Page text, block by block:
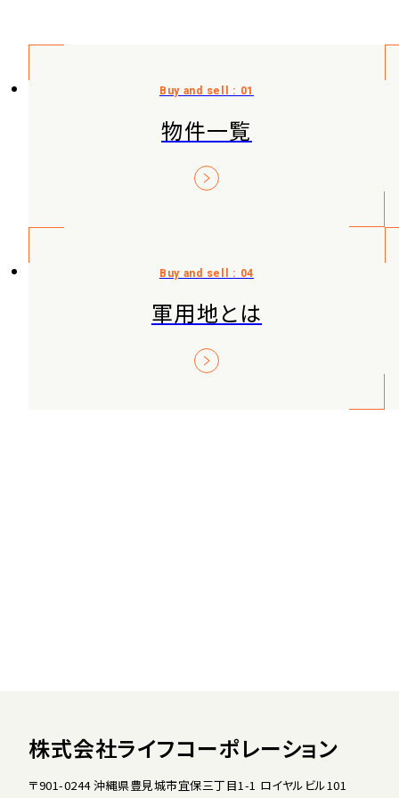
物件一覧
軍用地とは
株式会社ライフコーポレーション
〒901-0244 沖縄県豊見城市宜保三丁目1-1 ロイヤルビル101